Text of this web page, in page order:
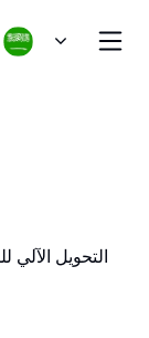
التحويل الآلي